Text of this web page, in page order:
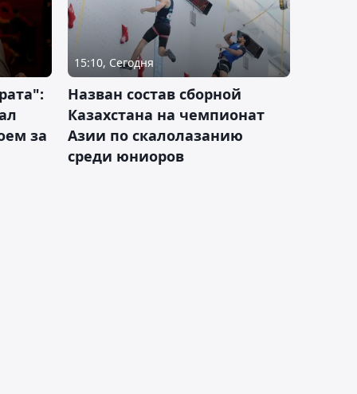
за
15:10, Сегодня
Назван состав сборной
Казахстана на чемпионат
Азии по скалолазанию
среди юниоров